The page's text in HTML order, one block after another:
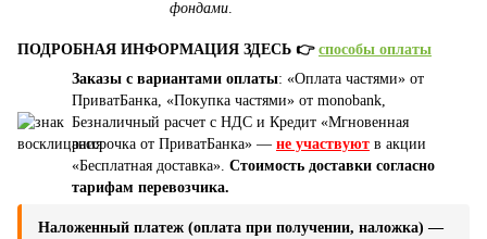
фондами
ПОДРОБНАЯ ИНФОРМАЦИЯ ЗДЕСЬ 👉 способы оплаты
Заказы с вариантами оплаты: «Оплата частями» от
ПриватБанка, «Покупка частями» от monobank,
Безналичный расчет с НДС и Кредит «Мгновенная
рассрочка от ПриватБанка» — не участвуют в акции
«Бесплатная доставка». Стоимость доставки согласно
тарифам перевозчика.
Наложенный платеж (оплата при получении, наложка) —